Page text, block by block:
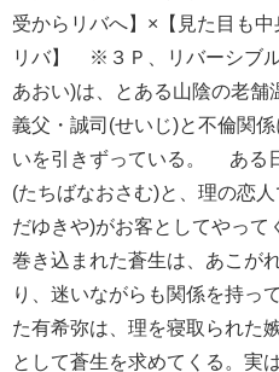
受からリバへ】×【見た目も
リバ】 ※３Ｐ、リバーシブ
あおい)は、とある山陰の老舗
義父・誠司(せいじ)と不倫関
いを引きずっている。 ある
(たちばなおさむ)と、理の恋
だゆきや)がお客としてやっ
巻き込まれた蒼生は、あこが
り、迷いながらも関係を持
た有希弥は、理を寝取られた
として蒼生を求めてくる。実